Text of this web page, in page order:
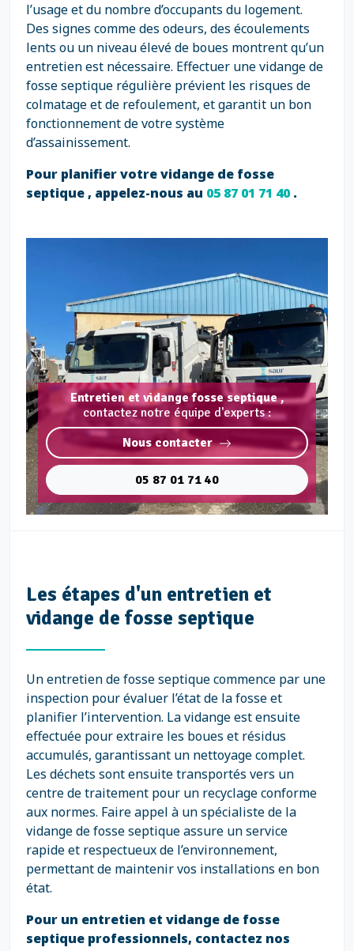
l’usage et du nombre d’occupants du logement.
Des signes comme des odeurs, des écoulements
lents ou un niveau élevé de boues montrent qu’un
entretien est nécessaire. Effectuer une vidange de
fosse septique régulière prévient les risques de
colmatage et de refoulement, et garantit un bon
fonctionnement de votre système
d’assainissement.
Pour planifier votre vidange de fosse
septique , appelez-nous au 05 87 01 71 40.
Entretien et vidange fosse septique ,
contactez notre équipe d'experts :
Nous contacter
05 87 01 71 40
Les étapes d'un entretien et
vidange de fosse septique
Un entretien de fosse septique commence par une
inspection pour évaluer l’état de la fosse et
planifier l’intervention. La vidange est ensuite
effectuée pour extraire les boues et résidus
accumulés, garantissant un nettoyage complet.
Les déchets sont ensuite transportés vers un
centre de traitement pour un recyclage conforme
aux normes. Faire appel à un spécialiste de la
vidange de fosse septique assure un service
rapide et respectueux de l’environnement,
permettant de maintenir vos installations en bon
état.
Pour un entretien et vidange de fosse
septique professionnels, contactez nos